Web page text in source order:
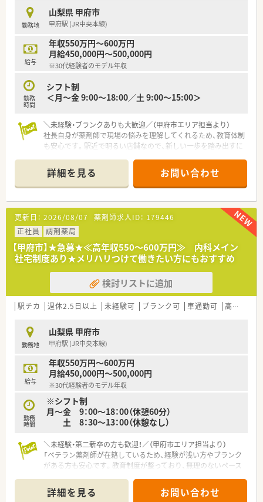
【法人特徴について】
■山梨県内で17店舗を展開しており、地域住民からは知らない
人はいないと言われるほど、厚い信頼と高い知名度を誇る優良法
人です。
■薬局運営のほかに居宅介護支援事業所も展開しており、多角的
な視点から地域の高齢者支援や包括的な医療提供に注力してい
ます。
悩みや意見が届きやすく、風通しの良い組織文化が醸成されてい
ます。
事情によるお休みや有給休暇の取得についても柔軟に対応いた
だけます。
■クリーンベンチを導入した店舗での高度な在宅支援や、24時
間の健康相談対応など、患者様の「困った」を即座に解決する体
制です。
るのが困難な患者様の利便性を高めるなど、優しい薬局作りを推
進しています。
■血圧測定器や肺チェッカーなどの健康チェックコーナーを設
置し、処方箋がなくても気軽に立ち寄れるコミュニティの場を創
出しています。
勤務地
山梨県 甲府市
甲府駅 (JR中央本線)
給与
年収550万円～600万円
月給450,000円～500,000円
※30代経験者のモデル年収
勤務
時間
シフト制
＜月～金 9:00～18:00／土 9:00～15:00＞
＼未経験・ブランクありも大歓迎／（甲府市エリア担当より）
社長自身が薬剤師で現場の悩みを理解してくれるため、教育体制
も安心です。駅近で明るい店舗なので、新しい一歩を踏み出すに
＊------------------------------------------＊
【店舗情報と応需状況について】
■甲府駅から徒歩5分という利便性の高い場所に位置しており、
近隣の内科クリニックからの処方箋をメインに応需していま
す。
■処方箋枚数は1日平均30枚から40枚程度と落ち着いており、一
人ひとりの患者様に対して丁寧に向き合える環境が整っていま
す。
■店舗内にはクリーンルームを完備しており、高カロリー輸液や
注射剤の調製を行うなど、高度な地域医療に貢献している薬局で
【募集背景と求める人物像について】
新しい環境で腰を据えて長く活躍してくださる正社員を募集し
ます。
■調剤経験をお持ちの方はもちろん、20代から30代であれば未
経験の方でも、意欲的に業務に取り組める方を歓迎いたします。
■患者様の悩みに真摯に耳を傾けられる誠実な人柄であり、かつ
忙しい際にも前向きに業務をこなせる粘り強い方を求めていま
す。
【求人情報について】
■年収は30代経験者のモデルケースで550万円から600万円とな
■昇給制度や各種手当が充実しており、薬剤師賠償責任保険への
加入や退職金制度など、将来を見据えた安心の待遇が揃っていま
す。
可能です。
詳細を見る お問い合わせ
更新日： 2026/08/07 薬剤師求人ID： 179446
正社員
調剤薬局
【甲府市】★急募★≪高年収550～600万円≫ 内科メイン
社宅制度あり★メリハリつけて働きたい方にもおすすめ
検討リストに追加
駅チカ 週休2.5日以上 未経験可 ブランク可 車通勤可 高給与(600万円以上)
勤務地
山梨県 甲府市
甲府駅 (JR中央本線)
給与
年収550万円～600万円
月給450,000円～500,000円
※30代経験者のモデル年収
勤務
時間
※シフト制
月～金 9：00～18：00（休憩60分）
土 8：30～13：00（休憩なし）
＼未経験・第二新卒の方も歓迎！／（甲府市エリア担当より）
「ベテラン薬剤師が在籍しているため、経験が浅い方やブランク
がある方も安心です。教育制度が整っており、無理のないペース
＊------------------------------------------＊
詳細を見る お問い合わせ